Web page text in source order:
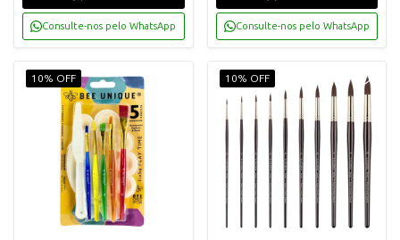
Consulte-nos pelo WhatsApp Consulte-nos pelo WhatsApp
10% OFF 10% OFF